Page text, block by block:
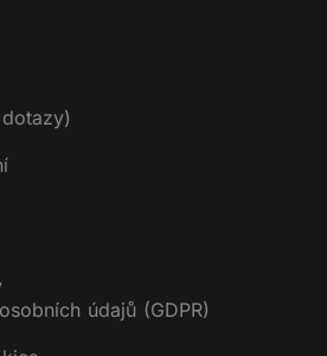
údajů (GDPR)